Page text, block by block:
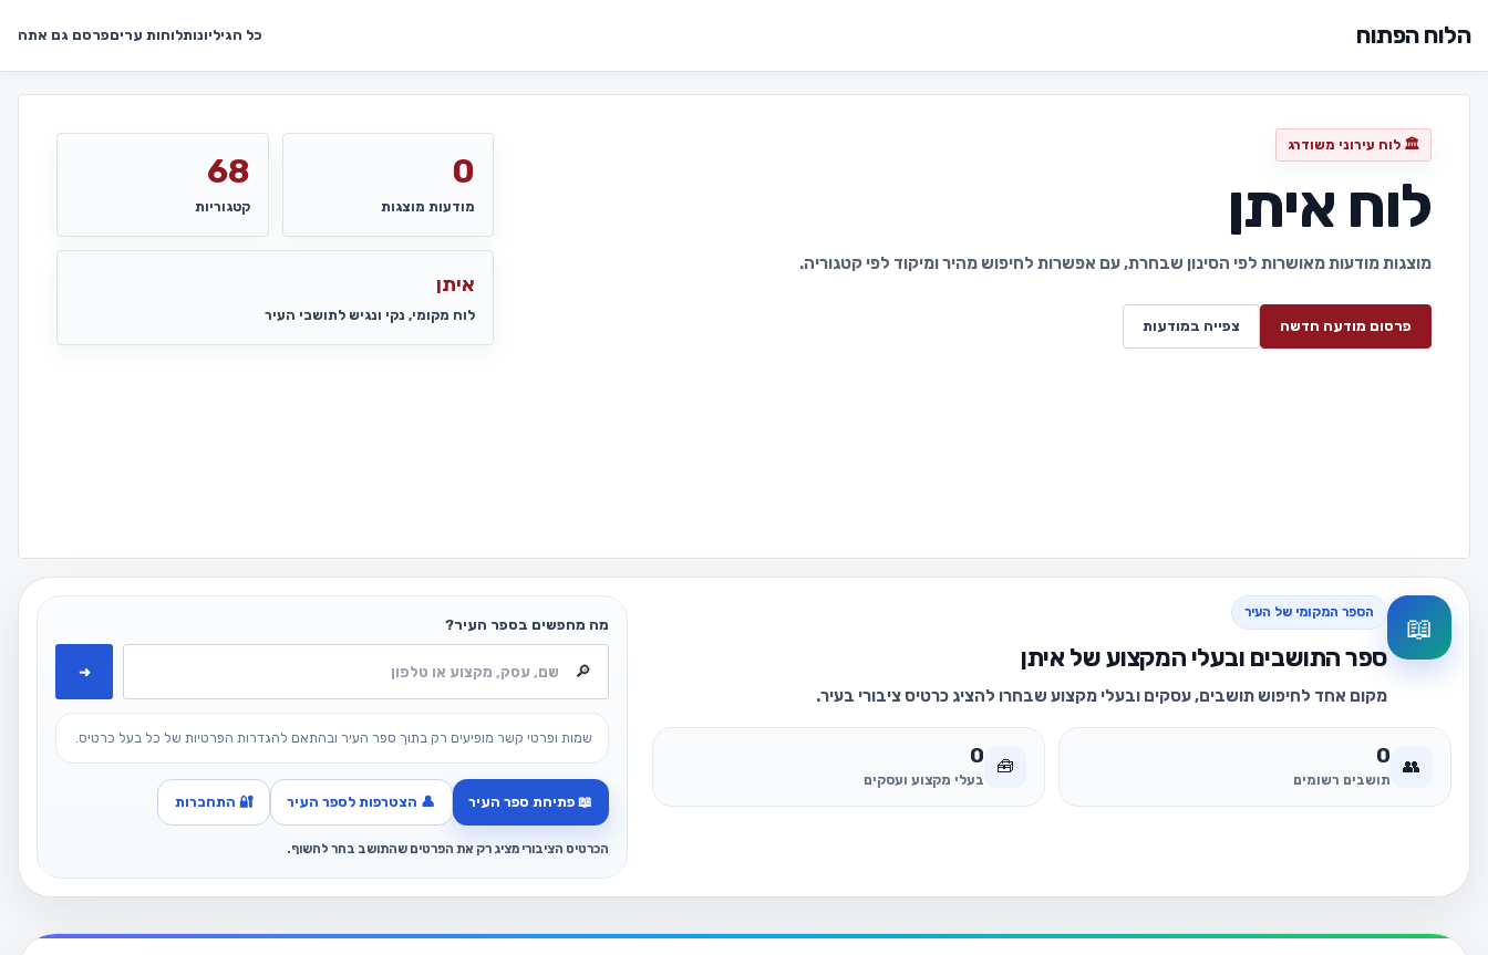
הלוח הפתוח כל הגיליונותלוחות עריםפרסם גם אתה
🏛️ לוח עירוני משודרג
לוח איתן
מוצגות מודעות מאושרות לפי הסינון שבחרת, עם אפשרות לחיפוש מהיר ומיקוד לפי קטגוריה.
פרסום מודעה חדשה צפייה במודעות
0
מודעות מוצגות
68
קטגוריות
איתן
לוח מקומי, נקי ונגיש לתושבי העיר
📖 הספר המקומי של העיר
ספר התושבים ובעלי המקצוע של איתן
מקום אחד לחיפוש תושבים, עסקים ובעלי מקצוע שבחרו להציג כרטיס ציבורי בעיר.
👥
0
תושבים רשומים
🧰
0
בעלי מקצוע ועסקים
מה מחפשים בספר העיר?
➜
שמות ופרטי קשר מופיעים רק בתוך ספר העיר ובהתאם להגדרות הפרטיות של כל בעל כרטיס.
📖 פתיחת ספר העיר 👤 הצטרפות לספר העיר 🔐 התחברות
הכרטיס הציבורי מציג רק את הפרטים שהתושב בחר לחשוף.